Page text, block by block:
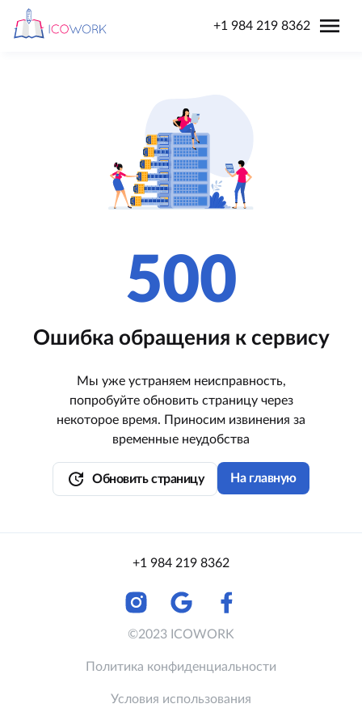
+1 984 219 8362 menu
500
Ошибка обращения к сервису
Мы уже устраняем неисправность,
попробуйте обновить страницу через
некоторое время. Приносим извинения за
временные неудобства
update Обновить страницу На главную
+1 984 219 8362
©2023 ICOWORK
Политика конфиденциальности
Условия использования